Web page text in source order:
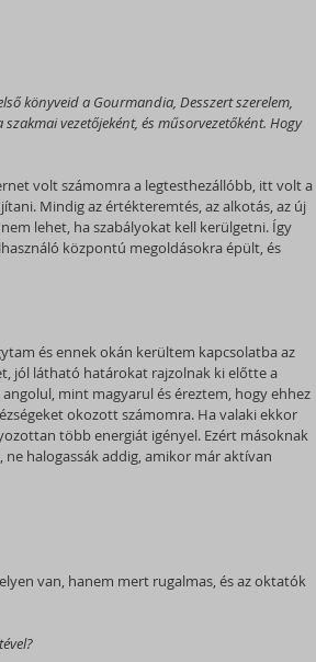
könyveid a Gourmandia, Desszert szerelem,
vezetőjeként, és műsorvezetőként. Hogy
volt számomra a legtesthezállóbb, itt volt a
Mindig az értékteremtés, az alkotás, az új
lehet, ha szabályokat kell kerülgetni. Így
központú megoldásokra épült, és
és ennek okán kerültem kapcsolatba az
jól látható határokat rajzolnak ki előtte a
mint magyarul és éreztem, hogy ehhez
okozott számomra. Ha valaki ekkor
több energiát igényel. Ezért másoknak
halogassák addig, amikor már aktívan
van, hanem mert rugalmas, és az oktatók